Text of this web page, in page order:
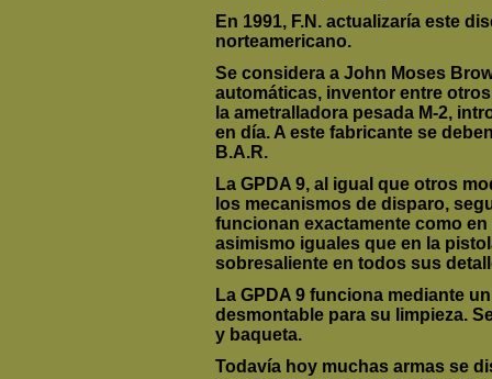
En 1991, F.N. actualizaría este
norteamericano.
Se considera a John Moses
automáticas, inventor entre
la ametralladora pesada M-2,
en día. A este fabricante se
B.A.R.
La GPDA 9, al igual que otros
los mecanismos de disparo,
funcionan exactamente como
asimismo iguales que en la
sobresaliente en todos sus
La GPDA 9 funciona mediante
desmontable para su limpieza.
y baqueta.
Todavía hoy muchas armas se